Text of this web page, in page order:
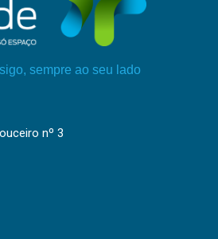
sempre ao seu lado
nº 3